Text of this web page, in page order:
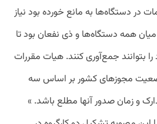
در دستگاه‌ها به مانع خورده بود نیاز
همه دستگاه‌ها و ذی نفعان بود تا
بتوانند جمع‌آوری کنند. هیات مقررات
وضعیت مجوزهای کشور بر اساس سه
و زمان صدور آنها مطلع باشد. »